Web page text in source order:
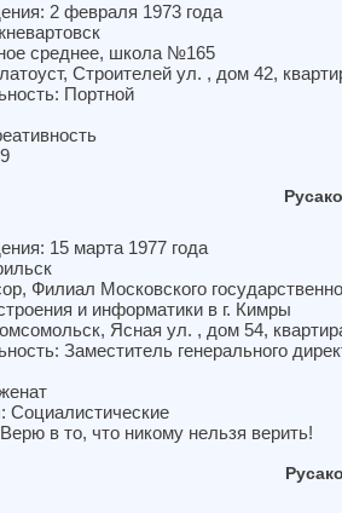
2 февраля 1973 года
среднее, школа №165
Строителей ул. , дом 42,
Портной
15 марта 1977 года
Филиал Московского
и информатики в г. Кимры
Ясная ул. , дом 54,
Заместитель генерального
Социалистические
в то, что никому нельзя верить!